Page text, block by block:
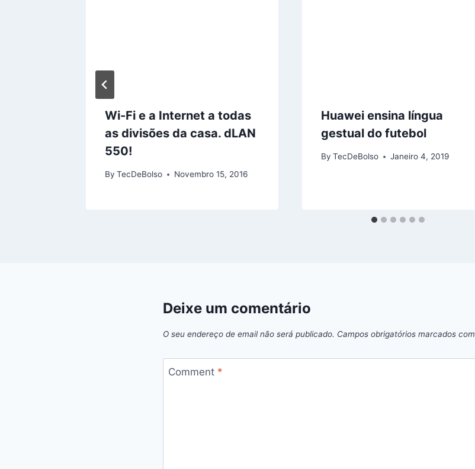
Wi-Fi e a Internet a todas
as divisões da casa. dLAN
550!
By TecDeBolso Novembro 15, 2016
Huawei ensina língua
gestual do futebol
By TecDeBolso Janeiro 4, 2019
Deixe um comentário
O seu endereço de email não será publicado. Campos obrigatórios marcados com
Comment *